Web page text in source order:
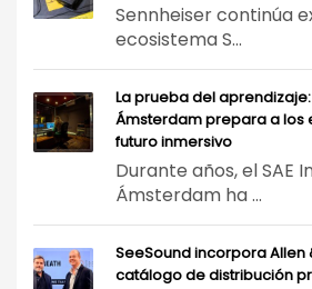
Sennheiser continúa
ecosistema S...
La prueba del aprendizaje:
Ámsterdam prepara a los
futuro inmersivo
Durante años, el SAE
Ámsterdam ha ...
SeeSound incorpora Allen
catálogo de distribución